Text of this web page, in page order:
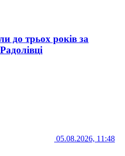
до трьох років за
05.08.2026, 11:48